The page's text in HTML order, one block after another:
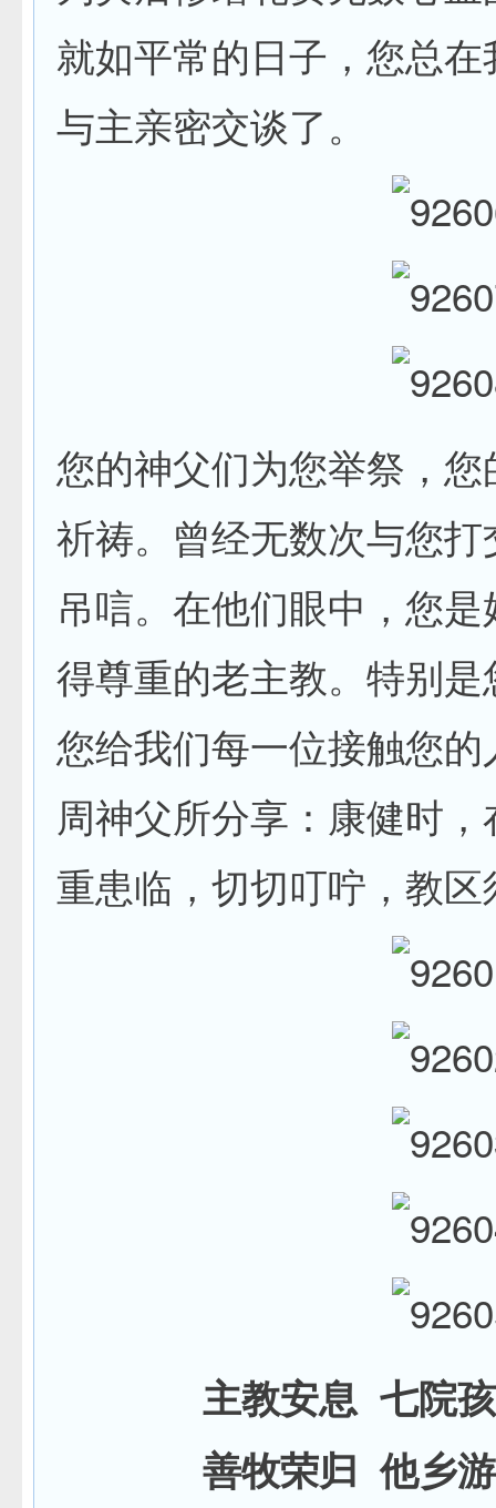
就如平常的日子，您总
与主亲密交谈了。
您的神父们为您举祭，
祈祷。曾经无数次与您
吊唁。在他们眼中，您
得尊重的老主教。特别
您给我们每一位接触您
周神父所分享：康健时
重患临，切切叮咛，教
主教安息 七院
善牧荣归
他乡